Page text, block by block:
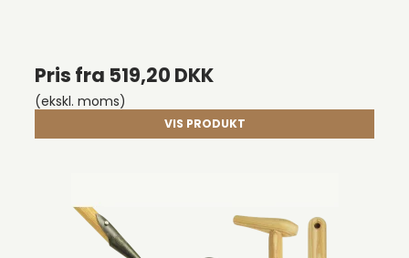
Pris fra 519,20 DKK
(ekskl. moms)
VIS PRODUKT